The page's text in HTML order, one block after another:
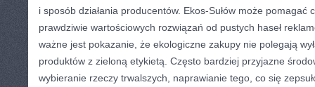
i sposób działania producentów. Ekos-Sułów może pomagać
prawdziwie wartościowych rozwiązań od pustych haseł
ważne jest pokazanie, że ekologiczne zakupy nie polegają
produktów z zieloną etykietą. Często bardziej przyjazne
wybieranie rzeczy trwalszych, naprawianie tego, co się